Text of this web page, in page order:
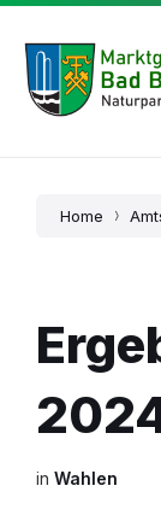
Skip
content
Skip
main
navigation
Skip
footer
Home
in Wahlen